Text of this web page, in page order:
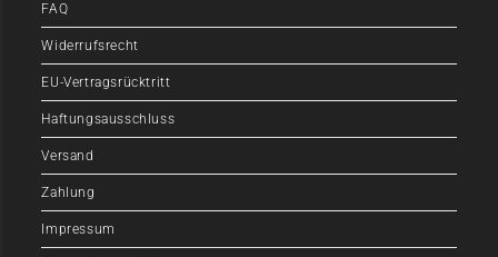
FAQ
Widerrufsrecht
EU-Vertragsrücktritt
Haftungsausschluss
Versand
Zahlung
Impressum